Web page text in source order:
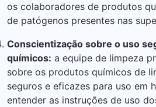
os colaboradores de produtos
de patógenos presentes nas
Conscientização sobre o uso
químicos: a equipe de limpeza
sobre os produtos químicos de
seguros e eficazes para uso em
entender as instruções de uso